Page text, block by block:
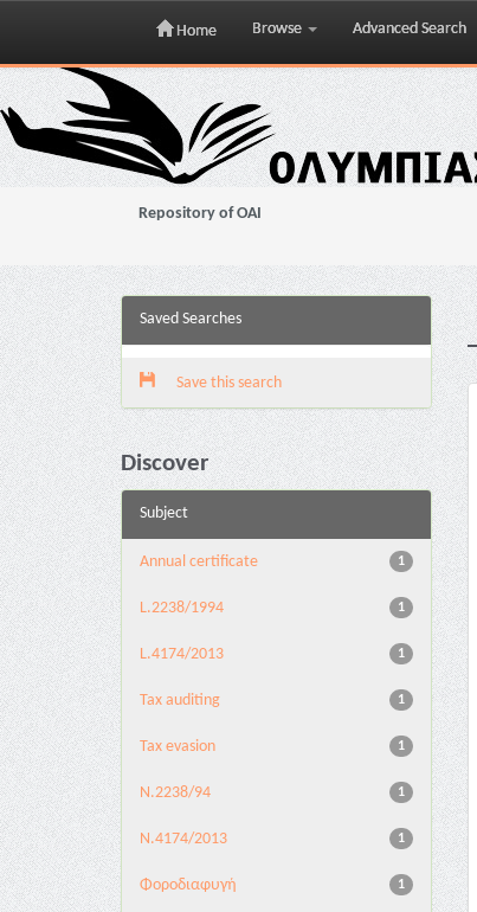
Skip
navigation
Home Browse Advanced Search
Repository of OAI
Saved Searches
Save this search
Discover
Subject
1
Annual certificate
1
L.2238/1994
1
L.4174/2013
1
Tax auditing
1
Tax evasion
1
Ν.2238/94
1
Ν.4174/2013
1
Φοροδιαφυγή